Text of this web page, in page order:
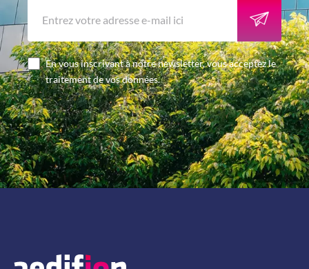
En vous inscrivant à notre newsletter, vous acceptez le
traitement de vos données.